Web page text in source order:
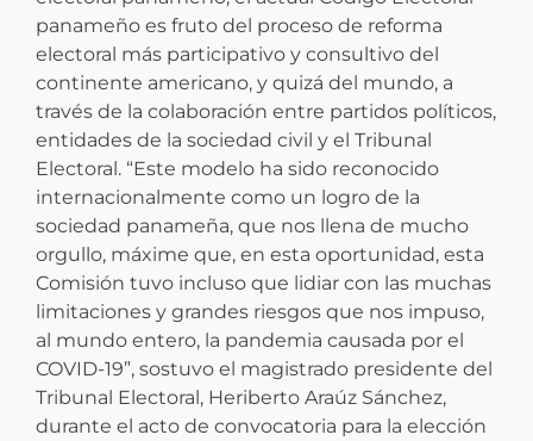
panameño es fruto del proceso de reforma
electoral más participativo y consultivo del
continente americano, y quizá del mundo, a
través de la colaboración entre partidos políticos,
entidades de la sociedad civil y el Tribunal
Electoral. “Este modelo ha sido reconocido
internacionalmente como un logro de la
sociedad panameña, que nos llena de mucho
orgullo, máxime que, en esta oportunidad, esta
Comisión tuvo incluso que lidiar con las muchas
limitaciones y grandes riesgos que nos impuso,
al mundo entero, la pandemia causada por el
COVID-19”, sostuvo el magistrado presidente del
Tribunal Electoral, Heriberto Araúz Sánchez,
durante el acto de convocatoria para la elección